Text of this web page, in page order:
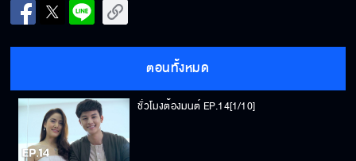
ตอนทั้งหมด
ชั่วโมงต้องมนต์ EP.14[1/10]